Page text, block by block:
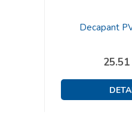
Decapant
25.51